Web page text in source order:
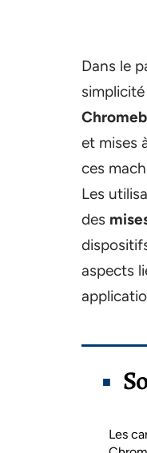
Dans le
et mises
ces
Les
des
aspects
Les